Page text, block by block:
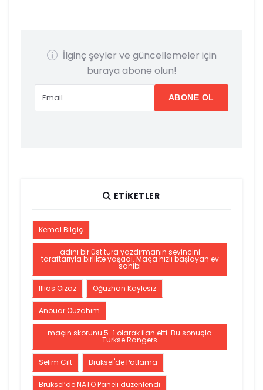
İlginç şeyler ve güncellemeler için
buraya abone olun!
ETIKETLER
Kemal Bilgiç
adını bir üst tura yazdırmanın sevincini
taraftarıyla birlikte yaşadı. Maça hızlı başlayan ev
sahibi
Illias Oizaz Oğuzhan Kaylesiz
Anouar Ouzahim
maçın skorunu 5-1 olarak ilan etti. Bu sonuçla
Turkse Rangers
Selim Cilt Brüksel'de Patlama
Brüksel’de NATO Paneli düzenlendi